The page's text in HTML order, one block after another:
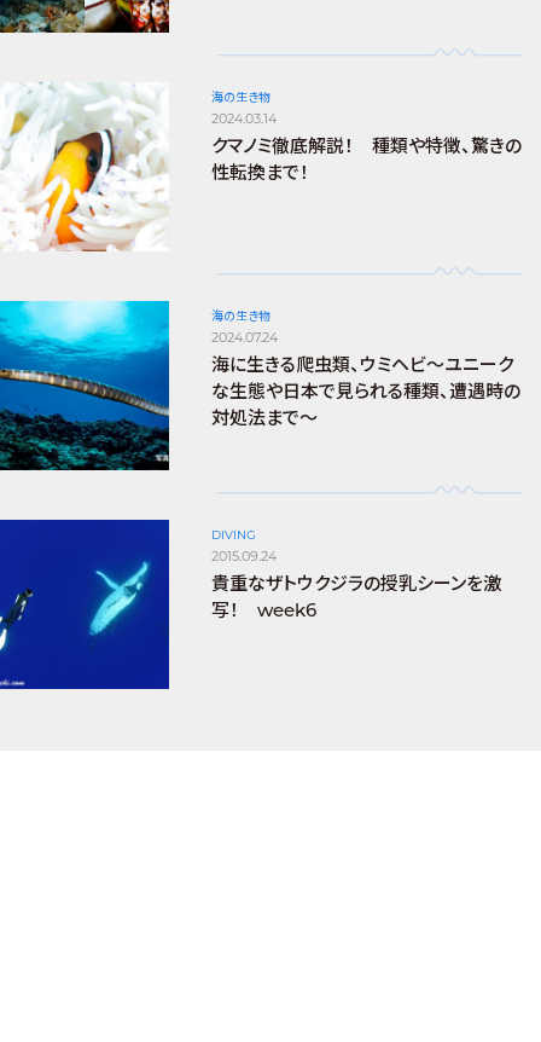
海の生き物
2024.03.14
クマノミ徹底解説！ 種類や特徴、驚きの
性転換まで！
海の生き物
2024.07.24
海に生きる爬虫類、ウミヘビ～ユニーク
な生態や日本で見られる種類、遭遇時の
対処法まで～
DIVING
2015.09.24
貴重なザトウクジラの授乳シーンを激
写！ week6